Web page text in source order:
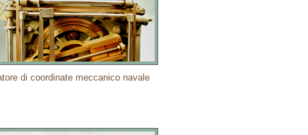
di coordinate meccanico navale